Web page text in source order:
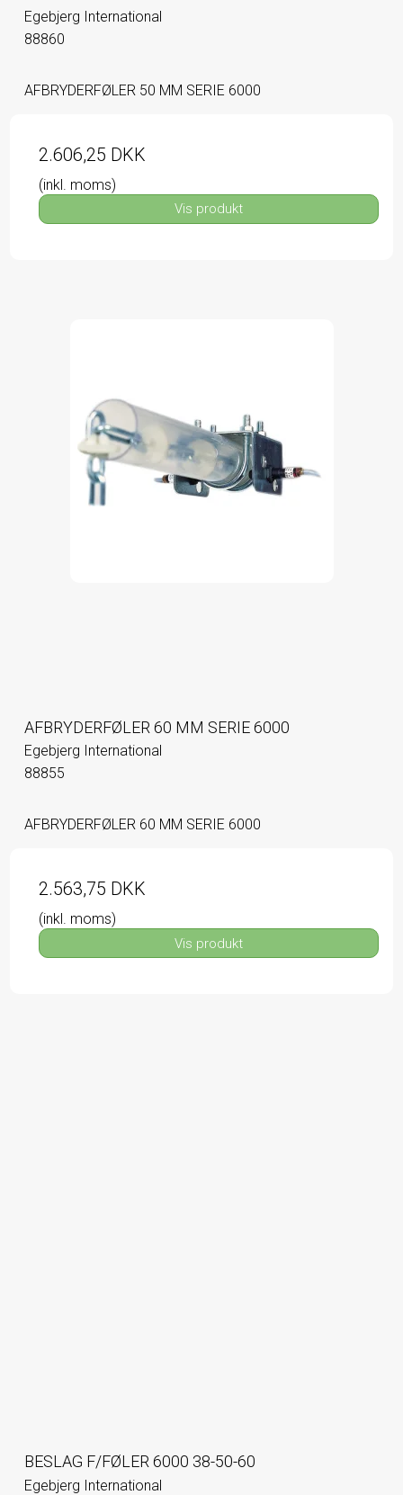
Egebjerg International
88860
AFBRYDERFØLER 50 MM SERIE 6000
2.606,25 DKK
(inkl. moms)
Vis produkt
AFBRYDERFØLER 60 MM SERIE 6000
Egebjerg International
88855
AFBRYDERFØLER 60 MM SERIE 6000
2.563,75 DKK
(inkl. moms)
Vis produkt
BESLAG F/FØLER 6000 38-50-60
Egebjerg International